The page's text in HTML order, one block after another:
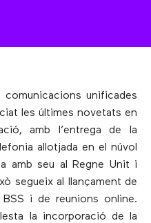
comunicacions unificades
les últimes novetats en
amb l’entrega de la
allotjada en el núvol
amb seu al Regne Unit i
segueix al llançament de
i de reunions online.
la incorporació de la